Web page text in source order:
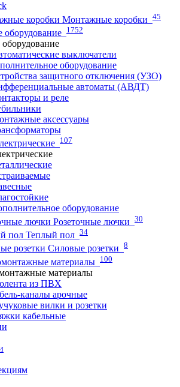
Монтажные коробки 45
оборудование 1752
выключатели
оборудование
защитного отключения (УЗО)
автоматы (АВДТ)
и реле
аксессуары
107
оборудование
Розеточные лючки 30
Теплый пол 34
Силовые розетки 8
материалы 100
материалы
из ПВХ
каналы арочные
вилки и розетки
кабельные